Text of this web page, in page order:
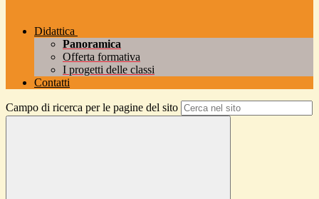
Didattica
Panoramica
Offerta formativa
I progetti delle classi
Contatti
Campo di ricerca per le pagine del sito